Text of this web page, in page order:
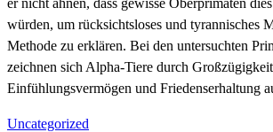
würden, um rücksichtsloses und tyrannisches
Methode zu erklären. Bei den untersuchten
zeichnen sich Alpha-Tiere durch
Einfühlungsvermögen und Friedenserhaltung
Uncategorized